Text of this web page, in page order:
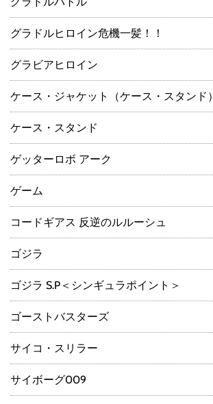
グラドルヒロイン危機一髪！！
グラビアヒロイン
ケース・ジャケット（ケース・スタンド）
ケース・スタンド
ゲッターロボ アーク
ゲーム
コードギアス 反逆のルルーシュ
ゴジラ
ゴジラ S.P＜シンギュラポイント＞
ゴーストバスターズ
サイコ・スリラー
サイボーグ009